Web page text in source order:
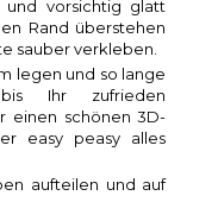
und vorsichtig glatt
Rand überstehen
sauber verkleben.
legen und so lange
Ihr zufrieden
einen schönen 3D-
easy peasy alles
aufteilen und auf